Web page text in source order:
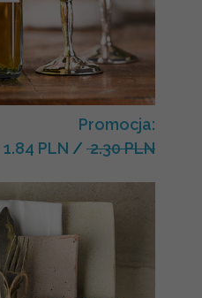
Promocja:
1.84 PLN / 2.30 PLN